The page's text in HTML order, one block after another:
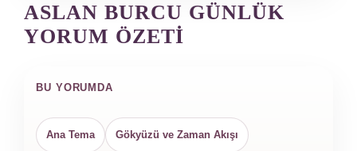
ASLAN BURCU GÜNLÜK
YORUM ÖZETI
BU YORUMDA
Ana Tema Gökyüzü ve Zaman Akışı